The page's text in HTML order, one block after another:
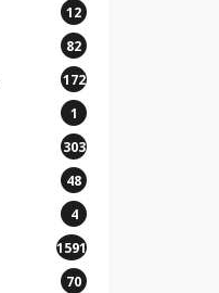
12
82
172
1
303
48
4
1591
70